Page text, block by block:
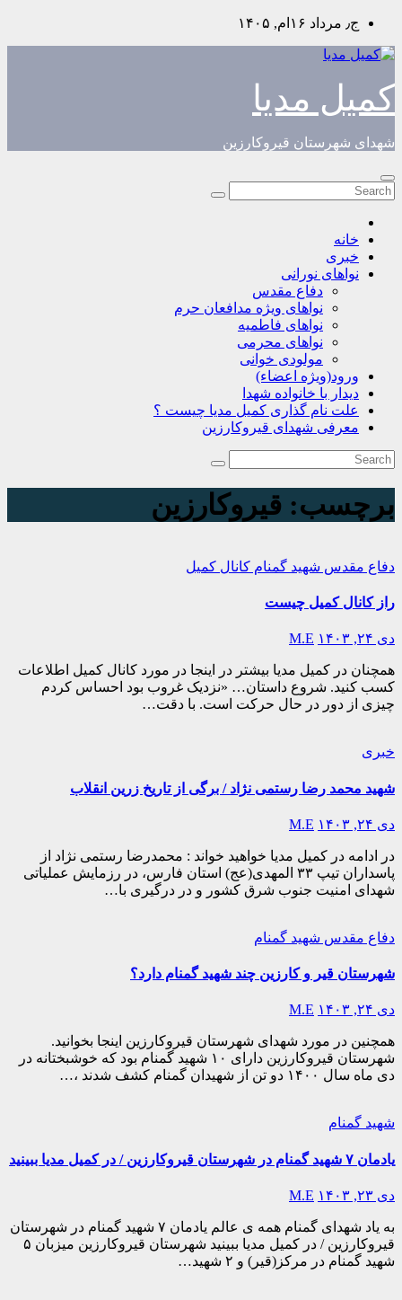
Skip
content
ج٫ مرداد ۱۶ام, ۱۴۰۵
کمیل مدیا
شهدای شهرستان قیروکارزین
خانه
خبری
نواهای نورانی
دفاع مقدس
نواهای ویژه مدافعان حرم
نواهای فاطمیه
نواهای محرمی
مولودی خوانی
ورود(ویژه اعضاء)
دیدار با خانواده شهدا
علت نام گذاری کمیل مدیا چیست ؟
معرفی شهدای قیروکارزین
برچسب: قیروکارزین
دفاع مقدس شهید گمنام کانال کمیل
راز کانال کمیل چیست
دی ۲۴, ۱۴۰۳ M.E
همچنان در کمیل مدیا بیشتر در اینجا در مورد کانال کمیل اطلاعات
کسب کنید. شروع داستان… «نزدیک غروب بود احساس کردم
چیزی از دور در حال حرکت است. با دقت…
خبری
شهید محمد رضا رستمی نژاد / برگی از تاریخ زرین انقلاب
دی ۲۴, ۱۴۰۳ M.E
در ادامه در کمیل مدیا خواهید خواند : محمدرضا رستمی نژاد از
پاسداران تیپ ۳۳ المهدی(عج) استان فارس، در رزمایش عملیاتی
شهدای امنیت جنوب شرق کشور و در درگیری با…
دفاع مقدس شهید گمنام
شهرستان قیر و کارزین چند شهید گمنام دارد؟
دی ۲۴, ۱۴۰۳ M.E
همچنین در مورد شهدای شهرستان قیروکارزین اینجا بخوانید.
شهرستان قیروکارزین دارای ۱۰ شهید گمنام بود که خوشبختانه در
دی ماه سال ۱۴۰۰ دو تن از شهیدان گمنام کشف شدند ،…
شهید گمنام
یادمان ۷ شهید گمنام در شهرستان قیروکارزین / در کمیل مدیا ببینید
دی ۲۳, ۱۴۰۳ M.E
به یاد شهدای گمنام همه ی عالم یادمان ۷ شهید گمنام در شهرستان
قیروکارزین / در کمیل مدیا ببینید شهرستان قیروکارزین میزبان ۵
شهید گمنام در مرکز(قیر) و ۲ شهید…